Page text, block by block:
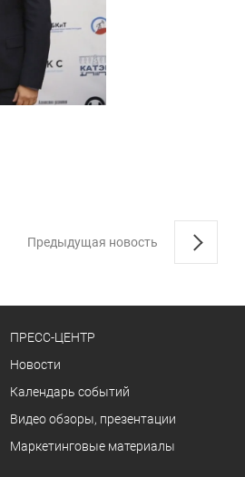
Предыдущая новость
ПРЕСС-ЦЕНТР
Новости
Календарь событий
Видео обзоры, презентации
Маркетинговые материалы